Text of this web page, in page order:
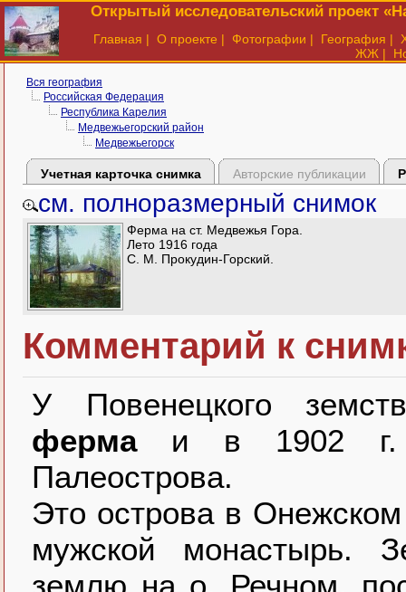
Открытый исследовательский проект
Главная | О проекте | Фотографии | География |
ЖЖ |
Вся география
Российская Федерация
Республика Карелия
Медвежьегорский район
Медвежьегорск
Учетная карточка снимка Авторские публикации
см. полноразмерный снимок
Ферма на ст. Медвежья Гора.
Лето 1916 года
С. М. Прокудин-Горский.
Комментарий к
У Повенецкого
фермаи в 1902 г.
Палеострова.
Это острова в
мужской монастырь.